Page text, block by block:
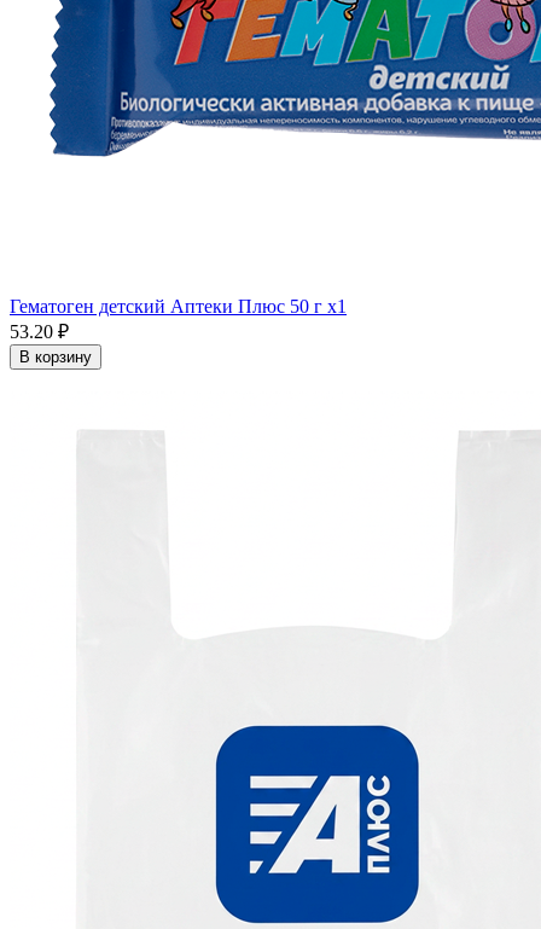
Гематоген детский Аптеки Плюс 50 г x1
53.20 ₽
В корзину